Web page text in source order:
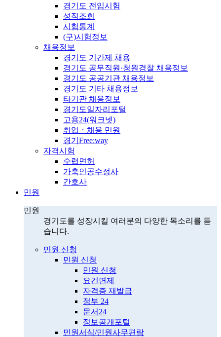
경기도 전입시험
성적조회
시험통계
(구)시험정보
채용정보
경기도 기간제 채용
경기도 공무직원·청원경찰 채용정보
경기도 공공기관 채용정보
경기도 기타 채용정보
타기관 채용정보
경기도일자리포털
고용24(워크넷)
취업ㆍ채용 민원
경기Free:way
자격시험
수렵면허
가축인공수정사
간호사
민원
민원
경기도를 성장시킬 여러분의 다양한 목소리를 듣
습니다.
민원 신청
민원 신청
민원 신청
요건면제
자격증 재발급
정부 24
문서24
정보공개포털
민원서식/민원사무편람